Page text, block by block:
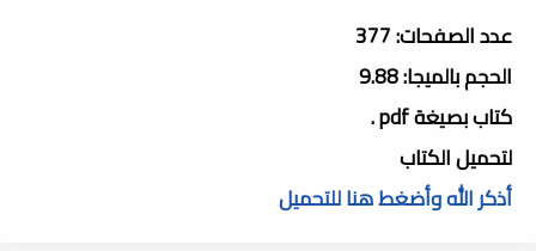
عدد الصفحات: 377
الحجم بالميجا: 9.88
كتاب بصيغة pdf .
لتحميل الكتاب
أذكر الله وأضغط هنا للتحميل